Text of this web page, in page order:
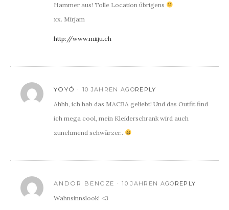
Hammer aus! Tolle Location übrigens
xx. Mirjam
http://www.miiju.ch
YOYÓ 10 JAHREN AGOREPLY
Ahhh, ich hab das MACBA geliebt! Und das Outfit find
ich mega cool, mein Kleiderschrank wird auch
zunehmend schwärzer..
ANDOR BENCZE 10 JAHREN AGO REPLY
Wahnsinnslook! <3